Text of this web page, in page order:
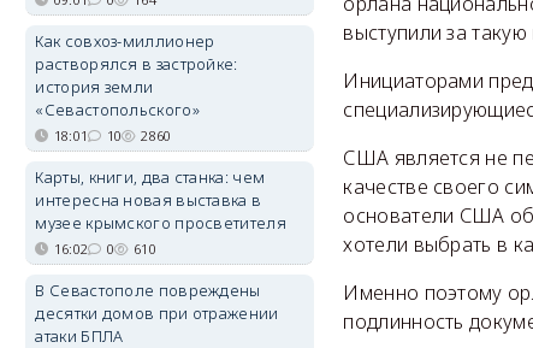
выступили за
Инициаторами
США является не
качестве своего
основатели США
хотели выбрать в
Именно поэтому
подлинность
Как совхоз-миллионер
растворялся в застройке:
история земли
«Севастопольского»
18:01 10 2860
Карты, книги, два станка: чем
интересна новая выставка в
музее крымского просветителя
16:02 0 610
В Севастополе повреждены
десятки домов при отражении
атаки БПЛА